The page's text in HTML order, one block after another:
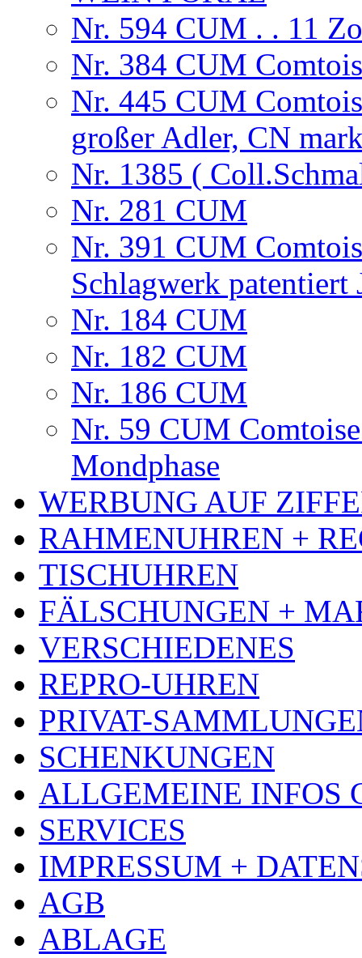
Nr. 594 CUM . . 11
Nr. 384 CUM
Nr. 445 CUM
großer Adler, CN
Nr. 1385 (
Nr. 281 CUM
Nr. 391 CUM
Schlagwerk
Nr. 184 CUM
Nr. 182 CUM
Nr. 186 CUM
Nr. 59 CUM
Mondphase
WERBUNG AUF
RAHMENUHREN +
TISCHUHREN
FÄLSCHUNGEN +
VERSCHIEDENES
REPRO-UHREN
PRIVAT-
SCHENKUNGEN
ALLGEMEINE INFOS
SERVICES
IMPRESSUM +
AGB
ABLAGE